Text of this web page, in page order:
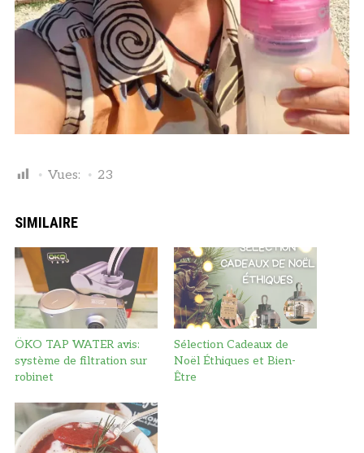
0
€
.
Vues: 23
SIMILAIRE
ÖKO TAP WATER avis:
système de filtration sur
robinet
Sélection Cadeaux de
Noël Éthiques et Bien-
Être